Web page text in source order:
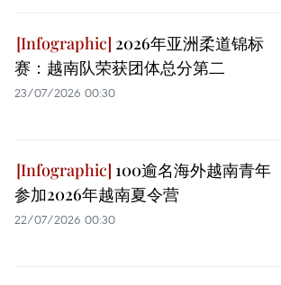
2026年亚洲柔道锦标
赛：越南队荣获团体总分第二
23/07/2026 00:30
100逾名海外越南青年
参加2026年越南夏令营
22/07/2026 00:30